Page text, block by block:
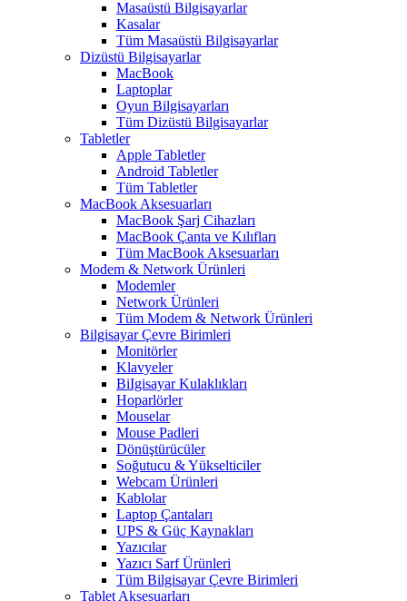
Masaüstü Bilgisayarlar
Kasalar
Tüm Masaüstü Bilgisayarlar
Dizüstü Bilgisayarlar
MacBook
Laptoplar
Oyun Bilgisayarları
Tüm Dizüstü Bilgisayarlar
Tabletler
Apple Tabletler
Android Tabletler
Tüm Tabletler
MacBook Aksesuarları
MacBook Şarj Cihazları
MacBook Çanta ve Kılıfları
Tüm MacBook Aksesuarları
Modem & Network Ürünleri
Modemler
Network Ürünleri
Tüm Modem & Network Ürünleri
Bilgisayar Çevre Birimleri
Monitörler
Klavyeler
BiIgisayar Kulaklıkları
Hoparlörler
Mouselar
Mouse Padleri
Dönüştürücüler
Soğutucu & Yükselticiler
Webcam Ürünleri
Kablolar
Laptop Çantaları
UPS & Güç Kaynakları
Yazıcılar
Yazıcı Sarf Ürünleri
Tüm Bilgisayar Çevre Birimleri
Tablet Aksesuarları